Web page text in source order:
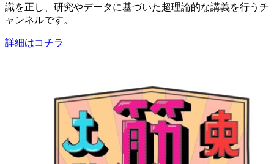
識を正し、研究やデータに基づいた超理論的な講義を行うチ
ャンネルです。
詳細はコチラ